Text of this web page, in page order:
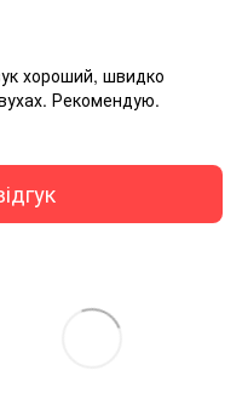
хороший, швидко
Рекомендую.